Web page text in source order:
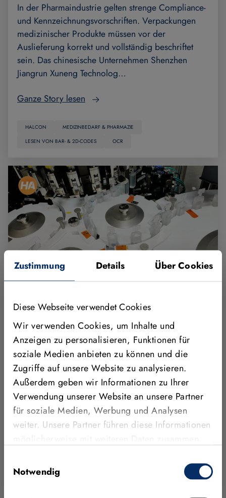
Zustimmung Details Über Cookies
Diese Webseite verwendet Cookies
Wir verwenden Cookies, um Inhalte und
Anzeigen zu personalisieren, Funktionen für
soziale Medien anbieten zu können und die
Zugriffe auf unsere Website zu analysieren.
Außerdem geben wir Informationen zu Ihrer
Verwendung unserer Website an unsere Partner
für soziale Medien, Werbung und Analysen
weiter. Unsere Partner führen diese Informationen
Rahmen Ihrer Nutzung der Dienste gesammelt
Notwendig
In der Pharmaindustrie gelten strenge Compliance-
und Kennzeichnungsvorschriften. Verpackungen
medizinischer Produkte müssen vor der
Auslieferung korrekt und vollständig beschriftet
sein. Das chinesische Unternehmen Shenzhen
Jiangrun Xuneng Technolog…
Ganze Story lesen
HALCON
MEDIZINBEDARF & PHARMAZIE
LESEN VON BAR- & 2D-CODES
OCR
Qualitätsprüfung in der Pharmabranche
Das Pharmaunternehmen Aspen optimiert die
Inspektion abgefüllter Ampullen mithilfe der
industriellen Bildverarbeitungssoftware MVTec
HALCON und den Beratungs- und
Serviceleistungen von MVTec. Dank Deep Learning
erreicht das Unternehmen höchste Präzis…
DEEP LEARNING